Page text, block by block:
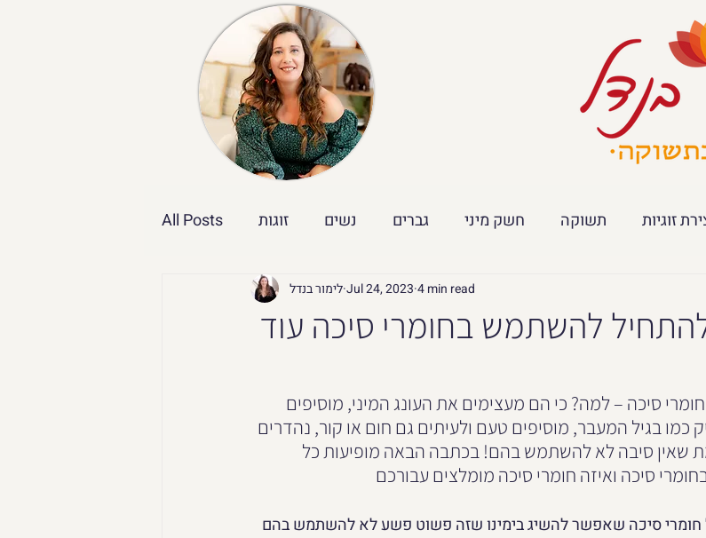
All Posts זוגות נשים גברים חשק מיני תשוקה זוגיות
להשתמש בחומרי סיכה עוד
לימור בנדלJul 24, 2023 4 min read
סיכה – למה? כי הם מעצימים את העונג המיני, מוסיפים
כמו בגיל המעבר, מוסיפים טעם ולעיתים גם חום או קור, נהדרים
שאין סיבה לא להשתמש בהם! בכתבה הבאה מופיעות כל
סיכה ואיזה חומרי סיכה מומלצים עבורכם
חומרי סיכה שאפשר להשיג בימינו שזה פשוט פשע לא להשתמש בהם